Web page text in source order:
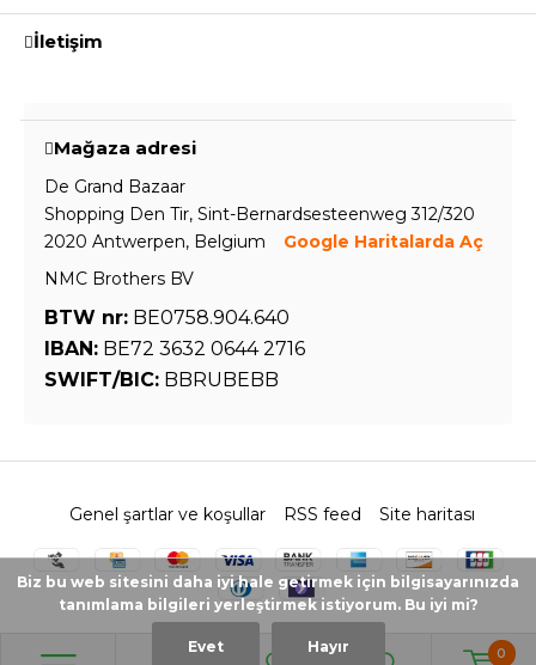
0
İletişim
Mağaza adresi
De Grand Bazaar
Shopping Den Tir, Sint-Bernardsesteenweg 312/320
2020 Antwerpen, Belgium
Google Haritalarda Aç
NMC Brothers BV
BTW nr: BE0758.904.640
IBAN: BE72 3632 0644 2716
SWIFT/BIC: BBRUBEBB
Genel şartlar ve koşullar RSS feed Site haritası
Biz bu web sitesini daha iyi hale getirmek için bilgisayarınızda
tanımlama bilgileri yerleştirmek istiyorum. Bu iyi mi?
Evet Hayır